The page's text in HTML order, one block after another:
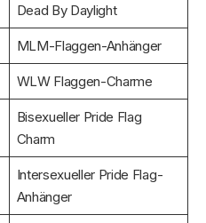
Dead By Daylight
MLM-Flaggen-Anhänger
WLW Flaggen-Charme
Bisexueller Pride Flag
Charm
Intersexueller Pride Flag-
Anhänger